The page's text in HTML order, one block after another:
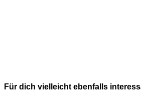
Für dich vielleicht ebenfalls